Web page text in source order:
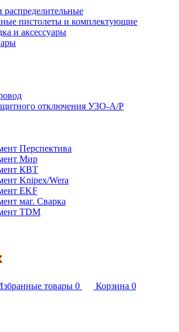
распределительные
пистолеты и комплектующие
и аксессуары
отключения УЗО-А/Р
Перспектива
Мир
КВТ
Knipex/Wera
EKF
маг. Сварка
TDM
товары 0 Корзина 0